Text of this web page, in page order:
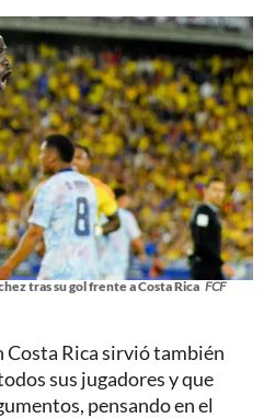
tras su gol frente a Costa Rica FCF
Costa Rica sirvió también
sus jugadores y que
pensando en el